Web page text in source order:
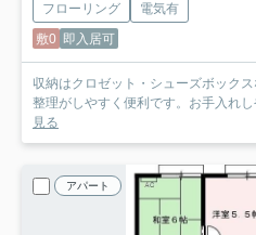
フローリング
電気有
敷0 即入居可
収納はクロゼット・シューズボック
整理がしやすく便利です。お手入れ
見る
アパート